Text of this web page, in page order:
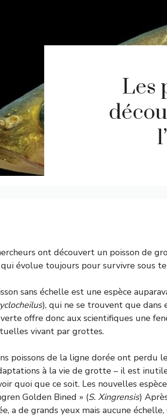
Les
ont découvert un poisson de
qui évolue toujours pour survivre sous
sans échelle est une espèce
), qui ne se trouvent que dans
offre donc aux scientifiques une
vivant par grottes.
poissons de la ligne dorée ont perdu
à la vie de grotte – il est
quoi que ce soit. Les nouvelles
Golden Bined » (S. Xingrensis)
a de grands yeux mais aucune